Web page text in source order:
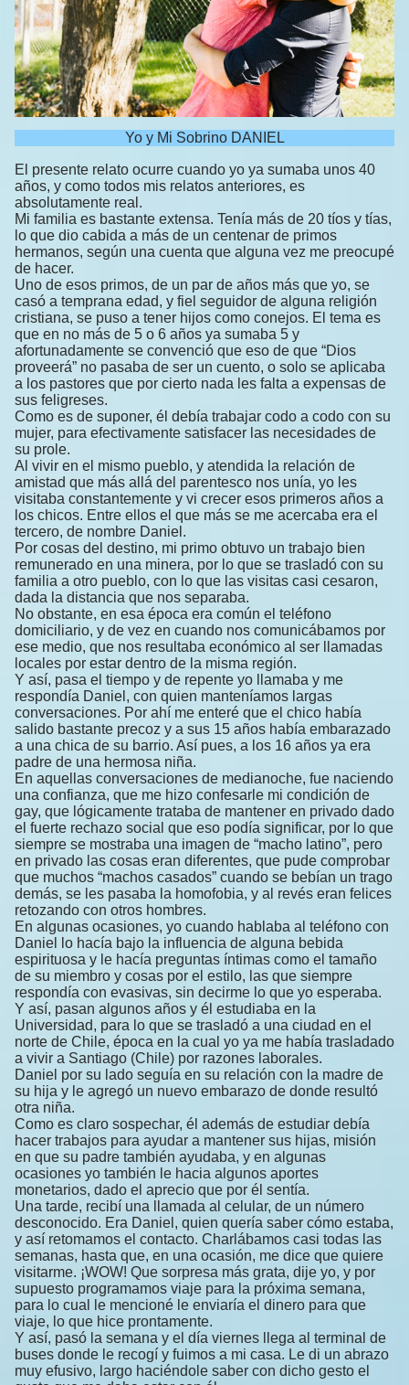
Yo y Mi Sobrino DANIEL
El presente relato ocurre cuando yo ya sumaba unos 40
años, y como todos mis relatos anteriores, es
absolutamente real.
Mi familia es bastante extensa. Tenía más de 20 tíos y tías,
lo que dio cabida a más de un centenar de primos
hermanos, según una cuenta que alguna vez me preocupé
de hacer.
Uno de esos primos, de un par de años más que yo, se
casó a temprana edad, y fiel seguidor de alguna religión
cristiana, se puso a tener hijos como conejos. El tema es
que en no más de 5 o 6 años ya sumaba 5 y
afortunadamente se convenció que eso de que “Dios
proveerá” no pasaba de ser un cuento, o solo se aplicaba
a los pastores que por cierto nada les falta a expensas de
sus feligreses.
Como es de suponer, él debía trabajar codo a codo con su
mujer, para efectivamente satisfacer las necesidades de
su prole.
Al vivir en el mismo pueblo, y atendida la relación de
amistad que más allá del parentesco nos unía, yo les
visitaba constantemente y vi crecer esos primeros años a
los chicos. Entre ellos el que más se me acercaba era el
tercero, de nombre Daniel.
Por cosas del destino, mi primo obtuvo un trabajo bien
remunerado en una minera, por lo que se trasladó con su
familia a otro pueblo, con lo que las visitas casi cesaron,
dada la distancia que nos separaba.
No obstante, en esa época era común el teléfono
domiciliario, y de vez en cuando nos comunicábamos por
ese medio, que nos resultaba económico al ser llamadas
locales por estar dentro de la misma región.
Y así, pasa el tiempo y de repente yo llamaba y me
respondía Daniel, con quien manteníamos largas
conversaciones. Por ahí me enteré que el chico había
salido bastante precoz y a sus 15 años había embarazado
a una chica de su barrio. Así pues, a los 16 años ya era
padre de una hermosa niña.
En aquellas conversaciones de medianoche, fue naciendo
una confianza, que me hizo confesarle mi condición de
gay, que lógicamente trataba de mantener en privado dado
el fuerte rechazo social que eso podía significar, por lo que
siempre se mostraba una imagen de “macho latino”, pero
en privado las cosas eran diferentes, que pude comprobar
que muchos “machos casados” cuando se bebían un trago
demás, se les pasaba la homofobia, y al revés eran felices
retozando con otros hombres.
En algunas ocasiones, yo cuando hablaba al teléfono con
Daniel lo hacía bajo la influencia de alguna bebida
espirituosa y le hacía preguntas íntimas como el tamaño
de su miembro y cosas por el estilo, las que siempre
respondía con evasivas, sin decirme lo que yo esperaba.
Y así, pasan algunos años y él estudiaba en la
Universidad, para lo que se trasladó a una ciudad en el
norte de Chile, época en la cual yo ya me había trasladado
a vivir a Santiago (Chile) por razones laborales.
Daniel por su lado seguía en su relación con la madre de
su hija y le agregó un nuevo embarazo de donde resultó
otra niña.
Como es claro sospechar, él además de estudiar debía
hacer trabajos para ayudar a mantener sus hijas, misión
en que su padre también ayudaba, y en algunas
ocasiones yo también le hacia algunos aportes
monetarios, dado el aprecio que por él sentía.
Una tarde, recibí una llamada al celular, de un número
desconocido. Era Daniel, quien quería saber cómo estaba,
y así retomamos el contacto. Charlábamos casi todas las
semanas, hasta que, en una ocasión, me dice que quiere
visitarme. ¡WOW! Que sorpresa más grata, dije yo, y por
supuesto programamos viaje para la próxima semana,
para lo cual le mencioné le enviaría el dinero para que
viaje, lo que hice prontamente.
Y así, pasó la semana y el día viernes llega al terminal de
buses donde le recogí y fuimos a mi casa. Le di un abrazo
muy efusivo, largo haciéndole saber con dicho gesto el